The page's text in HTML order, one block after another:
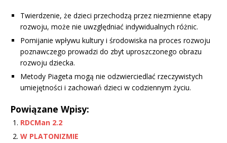
Twierdzenie, że dzieci przechodzą przez niezmienne etapy
rozwoju, może nie uwzględniać indywidualnych różnic.
Pomijanie wpływu kultury i środowiska na proces rozwoju
poznawczego prowadzi do zbyt uproszczonego obrazu
rozwoju dziecka.
Metody Piageta mogą nie odzwierciedlać rzeczywistych
umiejętności i zachowań dzieci w codziennym życiu.
Powiązane Wpisy:
RDCMan 2.2
W PLATONIZMIE